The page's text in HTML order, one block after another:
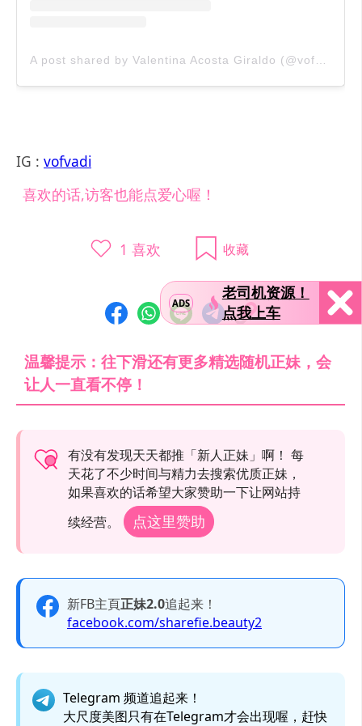
IG : vofvadi
喜欢的话,访客也能点爱心喔！
1 喜欢 收藏
温馨提示：往下滑还有更多精选随机正妹，会
让人一直看不停！
有没有发现天天都推「新人正妹」啊！ 每
天花了不少时间与精力去搜索优质正妹，
如果喜欢的话希望大家赞助一下让网站持
续经营。
点这里赞助
新FB主頁正妹2.0追起来！
facebook.com/sharefie.beauty2
Telegram 频道追起来！
大尺度美图只有在Telegram才会出现喔，赶快
ADS
老司机资源！
点我上车